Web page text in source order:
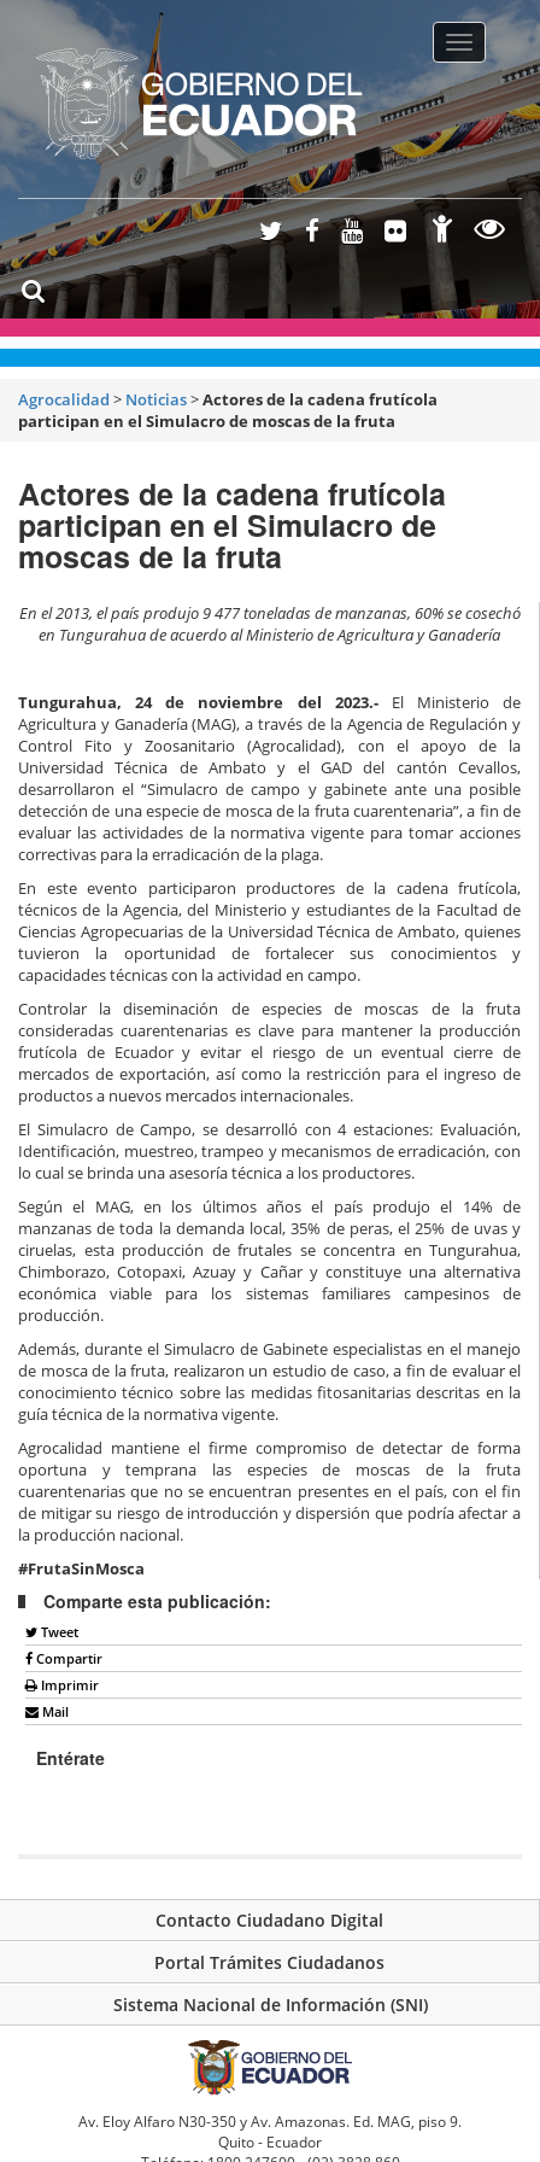
Toggle
Agrocalidad > Noticias>Actores de la cadena frutícola
participan en el Simulacro de moscas de la fruta
Actores de la cadena frutícola
participan en el Simulacro de
moscas de la fruta
En el 2013, el país produjo 9 477 toneladas de manzanas, 60% se cosechó
en Tungurahua de acuerdo al Ministerio de Agricultura y Ganadería
Tungurahua, 24 de noviembre del 2023.- El Ministerio de
Agricultura y Ganadería (MAG), a través de la Agencia de Regulación y
Control Fito y Zoosanitario (Agrocalidad), con el apoyo de la
Universidad Técnica de Ambato y el GAD del cantón Cevallos,
desarrollaron el “Simulacro de campo y gabinete ante una posible
detección de una especie de mosca de la fruta cuarentenaria”, a fin de
evaluar las actividades de la normativa vigente para tomar acciones
correctivas para la erradicación de la plaga.
En este evento participaron productores de la cadena frutícola,
técnicos de la Agencia, del Ministerio y estudiantes de la Facultad de
Ciencias Agropecuarias de la Universidad Técnica de Ambato, quienes
tuvieron la oportunidad de fortalecer sus conocimientos y
capacidades técnicas con la actividad en campo.
Controlar la diseminación de especies de moscas de la fruta
consideradas cuarentenarias es clave para mantener la producción
frutícola de Ecuador y evitar el riesgo de un eventual cierre de
mercados de exportación, así como la restricción para el ingreso de
productos a nuevos mercados internacionales.
El Simulacro de Campo, se desarrolló con 4 estaciones: Evaluación,
Identificación, muestreo, trampeo y mecanismos de erradicación, con
lo cual se brinda una asesoría técnica a los productores.
Según el MAG, en los últimos años el país produjo el 14% de
manzanas de toda la demanda local, 35% de peras, el 25% de uvas y
ciruelas, esta producción de frutales se concentra en Tungurahua,
Chimborazo, Cotopaxi, Azuay y Cañar y constituye una alternativa
económica viable para los sistemas familiares campesinos de
producción.
Además, durante el Simulacro de Gabinete especialistas en el manejo
de mosca de la fruta, realizaron un estudio de caso, a fin de evaluar el
conocimiento técnico sobre las medidas fitosanitarias descritas en la
guía técnica de la normativa vigente.
Agrocalidad mantiene el firme compromiso de detectar de forma
oportuna y temprana las especies de moscas de la fruta
cuarentenarias que no se encuentran presentes en el país, con el fin
de mitigar su riesgo de introducción y dispersión que podría afectar a
la producción nacional.
#FrutaSinMosca
Comparte esta publicación:
Tweet
Compartir
Imprimir
Mail
Entérate
Contacto Ciudadano Digital
Portal Trámites Ciudadanos
Sistema Nacional de Información (SNI)
Av. Eloy Alfaro N30-350 y Av. Amazonas. Ed. MAG, piso 9.
Quito - Ecuador